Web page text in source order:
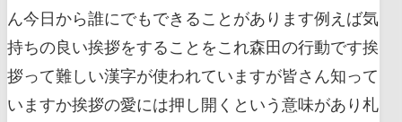
ん今日から誰にでもできることがあります例えば気
持ちの良い挨拶をすることをこれ森田の行動です挨
拶って難しい漢字が使われていますが皆さん知って
いますか挨拶の愛には押し開くという意味があり札